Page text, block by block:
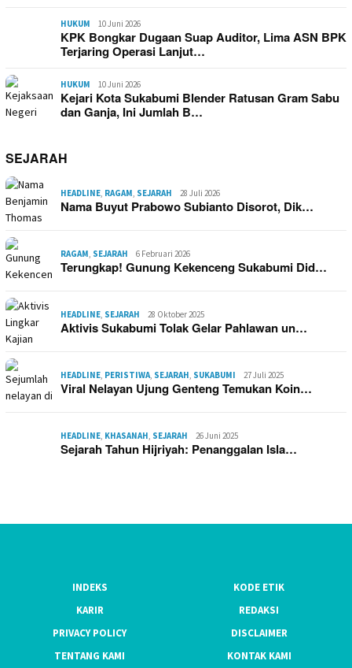
HUKUM 10 Juni 2026
KPK Bongkar Dugaan Suap Auditor, Lima ASN BPK
Terjaring Operasi Lanjut…
HUKUM 10 Juni 2026
Kejari Kota Sukabumi Blender Ratusan Gram Sabu
dan Ganja, Ini Jumlah B…
SEJARAH
HEADLINE RAGAM SEJARAH 28 Juli 2026
Nama Buyut Prabowo Subianto Disorot, Dik…
RAGAM SEJARAH 6 Februari 2026
Terungkap! Gunung Kekenceng Sukabumi Did…
HEADLINE SEJARAH 28 Oktober 2025
Aktivis Sukabumi Tolak Gelar Pahlawan un…
HEADLINE PERISTIWA SEJARAH SUKABUMI 27 Juli 2025
Viral Nelayan Ujung Genteng Temukan Koin…
HEADLINE KHASANAH SEJARAH 26 Juni 2025
Sejarah Tahun Hijriyah: Penanggalan Isla…
INDEKS
KODE ETIK
KARIR
REDAKSI
PRIVACY POLICY
DISCLAIMER
TENTANG KAMI
KONTAK KAMI